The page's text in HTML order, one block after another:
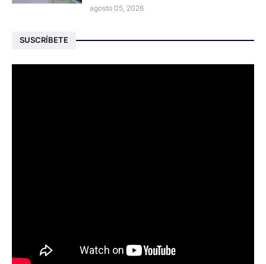
agosto 05, 2026
SUSCRÍBETE